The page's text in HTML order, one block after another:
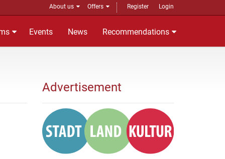
About us Offers Register Login
Events News Recommendations
Advertisement